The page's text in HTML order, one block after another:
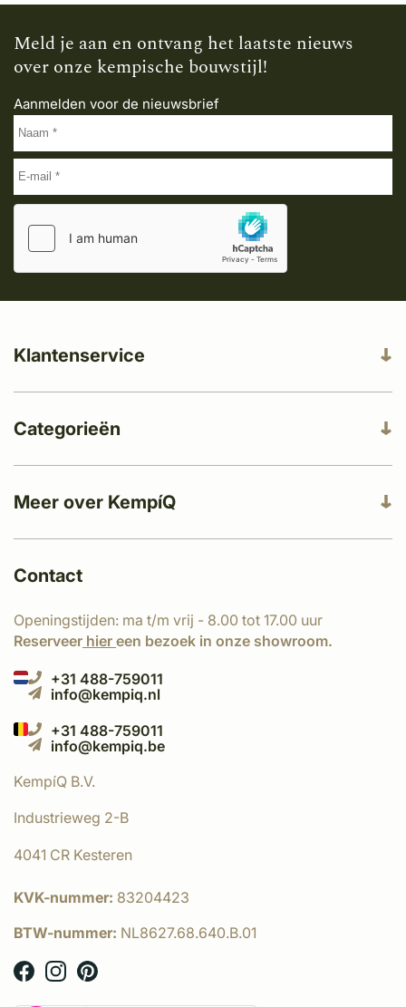
Meld je aan en ontvang het laatste nieuws
over onze kempische bouwstijl!
Aanmelden voor de nieuwsbrief
Meer over KempíQ
Klantenservice
Categorieën
Contact
Openingstijden: ma t/m vrij - 8.00 tot 17.00 uur
Reserveer hier een bezoek in onze showroom.
+31 488-759011
info@kempiq.nl
+31 488-759011
info@kempiq.be
KempíQ B.V.
Industrieweg 2-B
4041 CR Kesteren
KVK-nummer: 83204423
BTW-nummer: NL8627.68.640.B.01